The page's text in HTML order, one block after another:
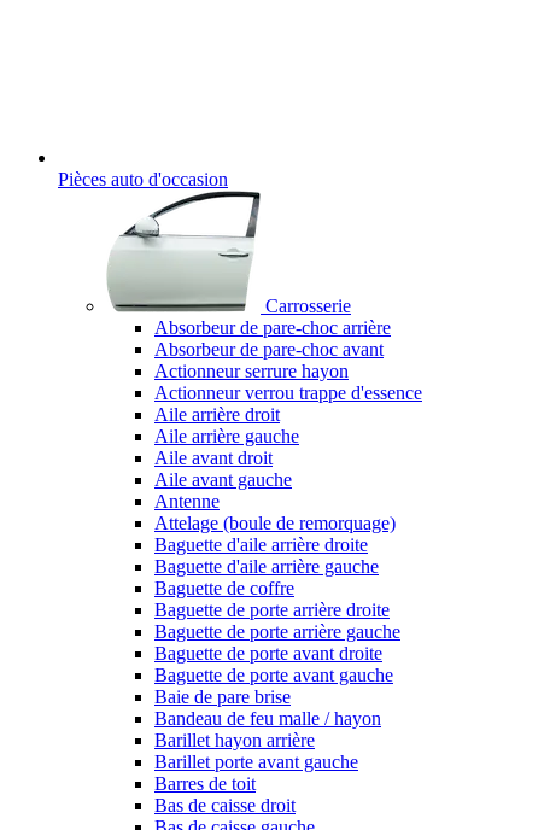
Pièces auto d'occasion
Carrosserie
Absorbeur de pare-choc arrière
Absorbeur de pare-choc avant
Actionneur serrure hayon
Actionneur verrou trappe d'essence
Aile arrière droit
Aile arrière gauche
Aile avant droit
Aile avant gauche
Antenne
Attelage (boule de remorquage)
Baguette d'aile arrière droite
Baguette d'aile arrière gauche
Baguette de coffre
Baguette de porte arrière droite
Baguette de porte arrière gauche
Baguette de porte avant droite
Baguette de porte avant gauche
Baie de pare brise
Bandeau de feu malle / hayon
Barillet hayon arrière
Barillet porte avant gauche
Barres de toit
Bas de caisse droit